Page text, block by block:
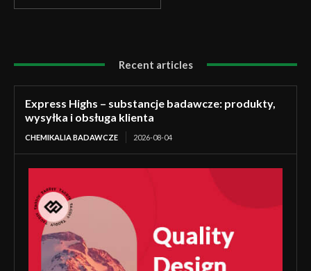
Recent articles
Express Highs – substancje badawcze: produkty,
wysyłka i obsługa klienta
CHEMIKALIA BADAWCZE 2026-08-04